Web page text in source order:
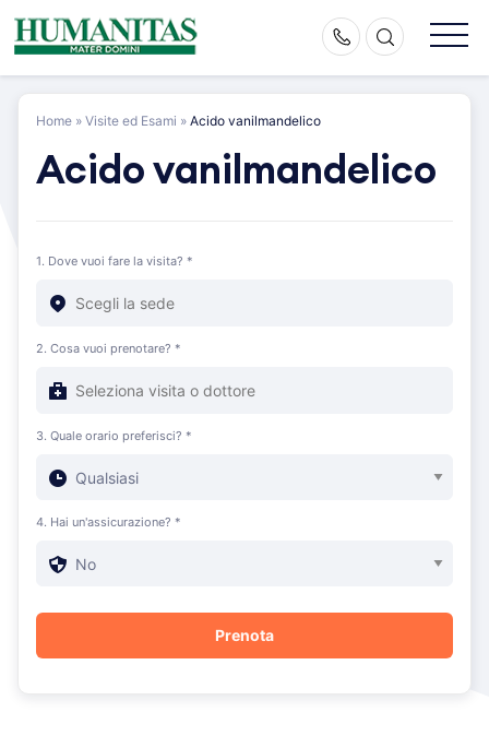
Skip
to
Home » Visite ed Esami » Acido vanilmandelico
Acido vanilmandelico
1. Dove vuoi fare la visita? *
2. Cosa vuoi prenotare? *
3. Quale orario preferisci? *
4. Hai un'assicurazione? *